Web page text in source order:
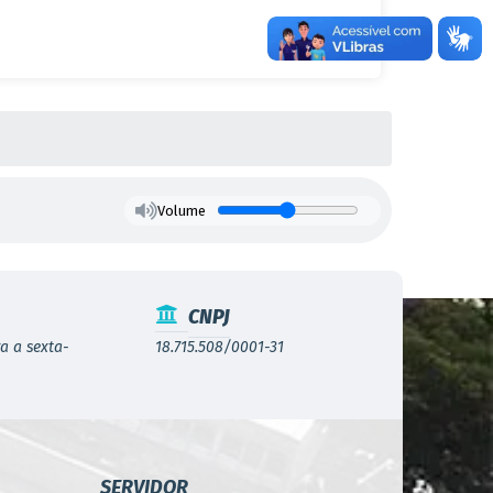
Volume
a sexta-
CNPJ
18.715.508/0001-31
SERVIDOR